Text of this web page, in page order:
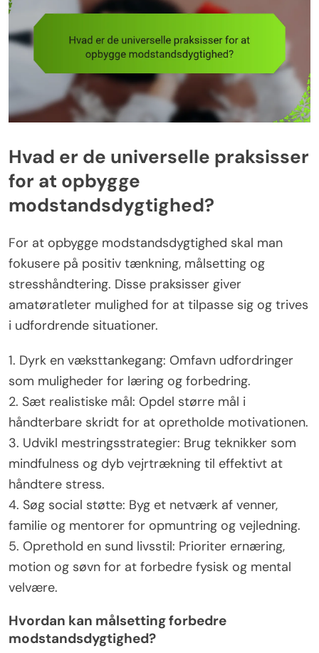
Hvad er de universelle praksisser
for at opbygge
modstandsdygtighed?
For at opbygge modstandsdygtighed skal man
fokusere på positiv tænkning, målsetting og
stresshåndtering. Disse praksisser giver
amatøratleter mulighed for at tilpasse sig og trives
i udfordrende situationer.
1. Dyrk en væksttankegang: Omfavn udfordringer
som muligheder for læring og forbedring.
2. Sæt realistiske mål: Opdel større mål i
håndterbare skridt for at opretholde motivationen.
3. Udvikl mestringsstrategier: Brug teknikker som
mindfulness og dyb vejrtrækning til effektivt at
håndtere stress.
4. Søg social støtte: Byg et netværk af venner,
familie og mentorer for opmuntring og vejledning.
5. Oprethold en sund livsstil: Prioriter ernæring,
motion og søvn for at forbedre fysisk og mental
velvære.
Hvordan kan målsetting forbedre
modstandsdygtighed?